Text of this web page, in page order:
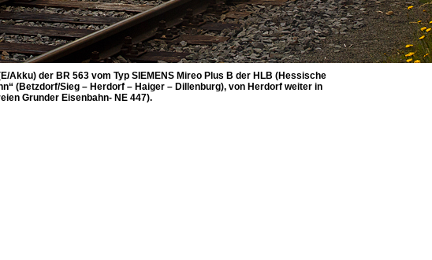
der BR 563 vom Typ SIEMENS Mireo Plus B der HLB (Hessische
(Betzdorf/Sieg – Herdorf – Haiger – Dillenburg), von Herdorf weiter in
Grunder Eisenbahn- NE 447).